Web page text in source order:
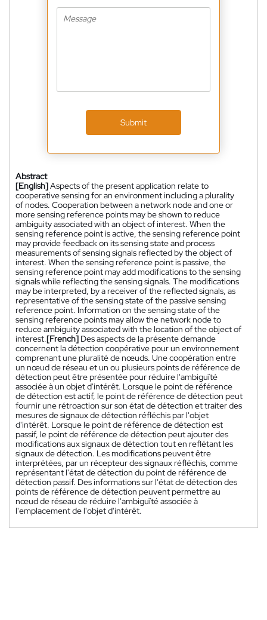
Submit
Abstract
[English]Aspects of the present application relate to
cooperative sensing for an environment including a plurality
of nodes. Cooperation between a network node and one or
more sensing reference points may be shown to reduce
ambiguity associated with an object of interest. When the
sensing reference point is active, the sensing reference point
may provide feedback on its sensing state and process
measurements of sensing signals reflected by the object of
interest. When the sensing reference point is passive, the
sensing reference point may add modifications to the sensing
signals while reflecting the sensing signals. The modifications
may be interpreted, by a receiver of the reflected signals, as
representative of the sensing state of the passive sensing
reference point. Information on the sensing state of the
sensing reference points may allow the network node to
reduce ambiguity associated with the location of the object of
interest.[French] Des aspects de la présente demande
concernent la détection coopérative pour un environnement
comprenant une pluralité de nœuds. Une coopération entre
un nœud de réseau et un ou plusieurs points de référence de
détection peut être présentée pour réduire l'ambiguïté
associée à un objet d'intérêt. Lorsque le point de référence
de détection est actif, le point de référence de détection peut
fournir une rétroaction sur son état de détection et traiter des
mesures de signaux de détection réfléchis par l'objet
d'intérêt. Lorsque le point de référence de détection est
passif, le point de référence de détection peut ajouter des
modifications aux signaux de détection tout en reflétant les
signaux de détection. Les modifications peuvent être
interprétées, par un récepteur des signaux réfléchis, comme
représentant l'état de détection du point de référence de
détection passif. Des informations sur l'état de détection des
points de référence de détection peuvent permettre au
nœud de réseau de réduire l'ambiguïté associée à
l'emplacement de l'objet d'intérêt.